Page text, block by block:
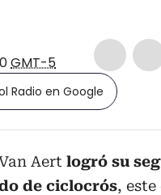
GMT-5
Radio en Google
Aert logró su
de ciclocrós,